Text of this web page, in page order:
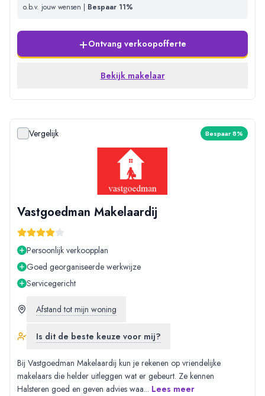
o.b.v. jouw wensen | Bespaar 11%
+Ontvang verkoopofferte
Bekijk makelaar
Vergelijk Bespaar 8%
Vastgoedman Makelaardij
Persoonlijk verkoopplan
Goed georganiseerde werkwijze
Servicegericht
Afstand tot mijn woning
Is dit de beste keuze voor mij?
Bij Vastgoedman Makelaardij kun je rekenen op vriendelijke
makelaars die helder uitleggen wat er gebeurt. Ze kennen
Halsteren goed en geven advies waa... Lees meer